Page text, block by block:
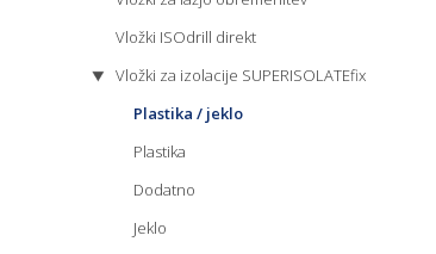
Vložki ISOdrill direkt
Vložki za izolacije SUPERISOLATEfix
Plastika / jeklo
Plastika
Dodatno
Jeklo